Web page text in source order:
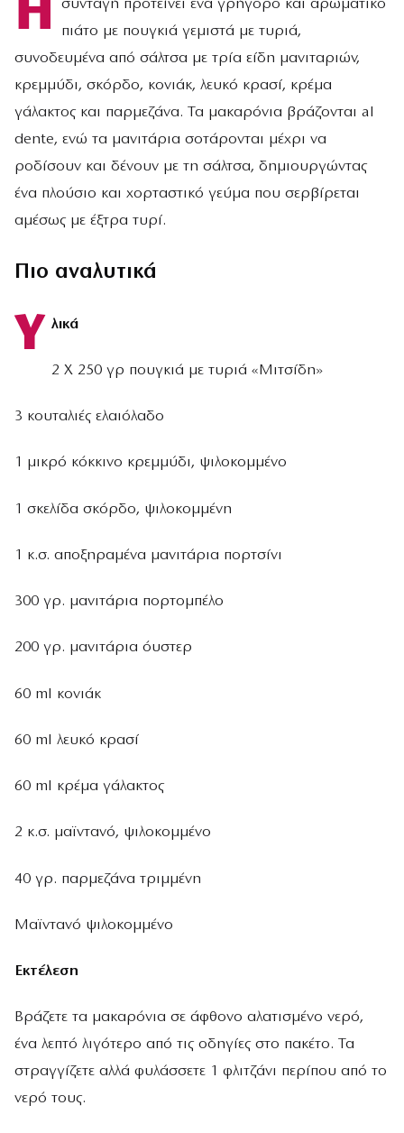
Η
συνταγή προτείνει ένα γρήγορο και αρωματικό
πιάτο με πουγκιά γεμιστά με τυριά,
συνοδευμένα από σάλτσα με τρία είδη μανιταριών,
κρεμμύδι, σκόρδο, κονιάκ, λευκό κρασί, κρέμα
γάλακτος και παρμεζάνα. Τα μακαρόνια βράζονται al
dente, ενώ τα μανιτάρια σοτάρονται μέχρι να
ροδίσουν και δένουν με τη σάλτσα, δημιουργώντας
ένα πλούσιο και χορταστικό γεύμα που σερβίρεται
αμέσως με έξτρα τυρί.
Πιο αναλυτικά
Υ λικά
2 Χ 250 γρ πουγκιά με τυριά «Μιτσίδη»
3 κουταλιές ελαιόλαδο
1 μικρό κόκκινο κρεμμύδι, ψιλοκομμένο
1 σκελίδα σκόρδο, ψιλοκομμένη
1 κ.σ. αποξηραμένα μανιτάρια πορτσίνι
300 γρ. μανιτάρια πορτομπέλο
200 γρ. μανιτάρια όυστερ
60 ml κονιάκ
60 ml λευκό κρασί
60 ml κρέμα γάλακτος
2 κ.σ. μαϊντανό, ψιλοκομμένο
40 γρ. παρμεζάνα τριμμένη
Μαϊντανό ψιλοκομμένο
Εκτέλεση
Βράζετε τα μακαρόνια σε άφθονο αλατισμένο νερό,
ένα λεπτό λιγότερο από τις οδηγίες στο πακέτο. Τα
στραγγίζετε αλλά φυλάσσετε 1 φλιτζάνι περίπου από το
νερό τους.